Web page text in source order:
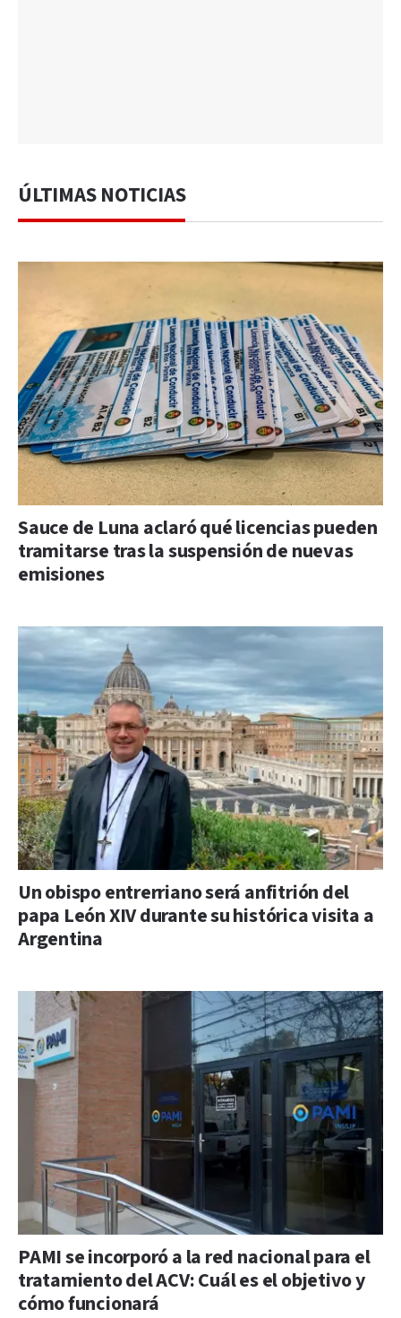
ÚLTIMAS NOTICIAS
Sauce de Luna aclaró qué licencias pueden
tramitarse tras la suspensión de nuevas
emisiones
Un obispo entrerriano será anfitrión del
papa León XIV durante su histórica visita a
Argentina
PAMI se incorporó a la red nacional para el
tratamiento del ACV: Cuál es el objetivo y
cómo funcionará